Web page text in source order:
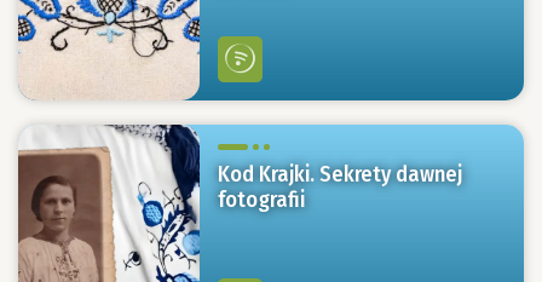
Kod Krajki. Sekrety dawnej
fotografii